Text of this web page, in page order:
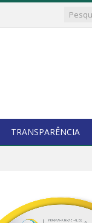
TRANSPARÊNCIA